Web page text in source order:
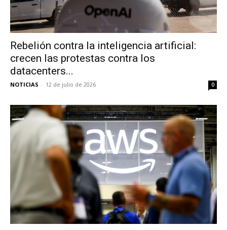
Rebelión contra la inteligencia artificial:
crecen las protestas contra los
datacenters...
NOTICIAS - 12 de julio de 2026 0